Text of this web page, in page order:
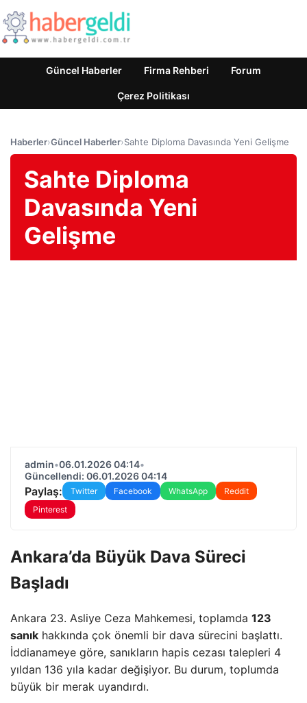
Güncel Haberler Firma Rehberi Forum
Çerez Politikası
Haberler›Güncel Haberler›Sahte Diploma Davasında Yeni Gelişme
Sahte Diploma
Davasında Yeni
Gelişme
admin•06.01.2026 04:14•
Güncellendi: 06.01.2026 04:14
Paylaş: Twitter Facebook WhatsApp
Reddit
Pinterest
Ankara’da Büyük Dava Süreci
Başladı
Ankara 23. Asliye Ceza Mahkemesi, toplamda 123
sanık hakkında çok önemli bir dava sürecini başlattı.
İddianameye göre, sanıkların hapis cezası talepleri 4
yıldan 136 yıla kadar değişiyor. Bu durum, toplumda
büyük bir merak uyandırdı.